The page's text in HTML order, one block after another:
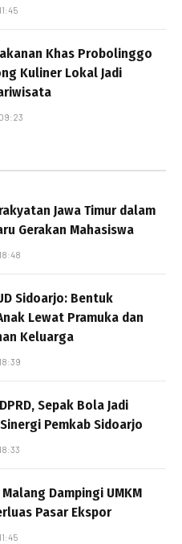
Khas Probolinggo
Kuliner Lokal Jadi
Jawa Timur dalam
Gerakan Mahasiswa
Sidoarjo: Bentuk
Lewat Pramuka dan
Keluarga
Sepak Bola Jadi
Pemkab Sidoarjo
Dampingi UMKM
Pasar Ekspor